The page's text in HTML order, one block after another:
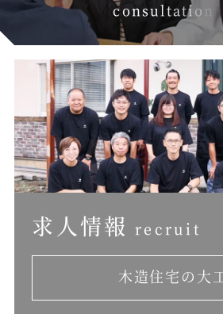
consultatio n
求人情報 recruit
木造住宅の大